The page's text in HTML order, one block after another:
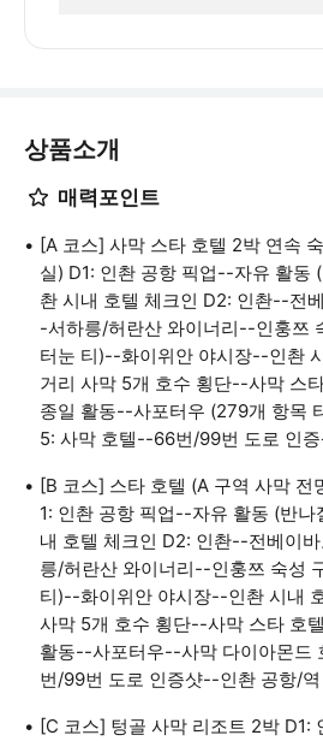
상품소개
매력포인트
[A 코스] 사막 스타 호텔 2박 연속
실) D1: 인촨 공항 픽업--자유 활동
촨 시내 호텔 체크인 D2: 인촨--전
-서하릉/허란산 와이너리--인훙쯔
터눈 티)--화이위안 야시장--인촨
거리 사막 5개 호수 횡단--사막 스
종일 활동--사포터우 (279개 항목
5: 사막 호텔--66번/99번 도로 인
[B 코스] 스타 호텔 (A 구역 사막 전
1: 인촨 공항 픽업--자유 활동 (반
내 호텔 체크인 D2: 인촨--전베이
릉/허란산 와이너리--인훙쯔 숙성
티)--화이위안 야시장--인촨 시내
사막 5개 호수 횡단--사막 스타 호
활동--사포터우--사막 다이아몬드
번/99번 도로 인증샷--인촨 공항/역
[C 코스] 텅골 사막 리조트 2박 D1: